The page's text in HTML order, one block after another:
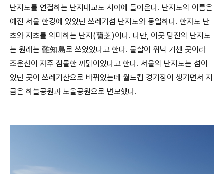
난지도를 연결하는 난지대교도 시야에 들어온다. 난지도의 이름은
예전 서울 한강에 있었던 쓰레기섬 난지도와 동일하다. 한자도 난
초와 지초를 의미하는 난지(蘭芝)이다. 다만, 이곳 당진의 난지도
는 원래는 難知島로 쓰였었다고 한다. 물살이 워낙 거센 곳이라
조운선이 자주 침몰한 까닭이었다고 한다. 서울의 난지도는 섬이
었던 곳이 쓰레기산으로 바뀌었는데 월드컵 경기장이 생기면서 지
금은 하늘공원과 노을공원으로 변모했다.